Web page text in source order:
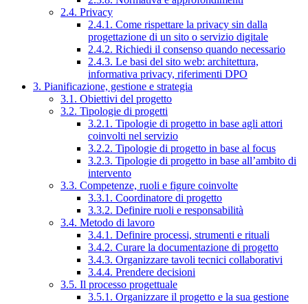
2.4. Privacy
2.4.1. Come rispettare la privacy sin dalla
progettazione di un sito o servizio digitale
2.4.2. Richiedi il consenso quando necessario
2.4.3. Le basi del sito web: architettura,
informativa privacy, riferimenti DPO
3. Pianificazione, gestione e strategia
3.1. Obiettivi del progetto
3.2. Tipologie di progetti
3.2.1. Tipologie di progetto in base agli attori
coinvolti nel servizio
3.2.2. Tipologie di progetto in base al focus
3.2.3. Tipologie di progetto in base all’ambito di
intervento
3.3. Competenze, ruoli e figure coinvolte
3.3.1. Coordinatore di progetto
3.3.2. Definire ruoli e responsabilità
3.4. Metodo di lavoro
3.4.1. Definire processi, strumenti e rituali
3.4.2. Curare la documentazione di progetto
3.4.3. Organizzare tavoli tecnici collaborativi
3.4.4. Prendere decisioni
3.5. Il processo progettuale
3.5.1. Organizzare il progetto e la sua gestione